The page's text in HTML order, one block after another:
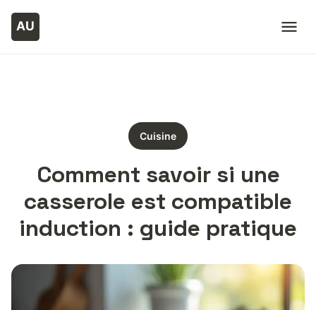
Cuisine
Comment savoir si une
casserole est compatible
induction : guide pratique